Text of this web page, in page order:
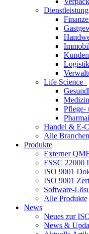
Logistik
Life Science
Pflege-
Handel & E-
Alle Branchen
Produkte
Externer
FSSC 22000
ISO 9001
ISO 9001
Software-
Alle Produkte
News
Neues zur
News &